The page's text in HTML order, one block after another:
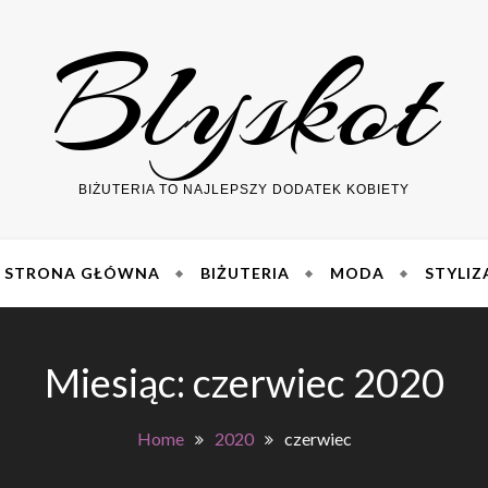
Blyskot
BIŻUTERIA TO NAJLEPSZY DODATEK KOBIETY
STRONA GŁÓWNA BIŻUTERIA MODA
Miesiąc: czerwiec 2020
Home 2020 czerwiec